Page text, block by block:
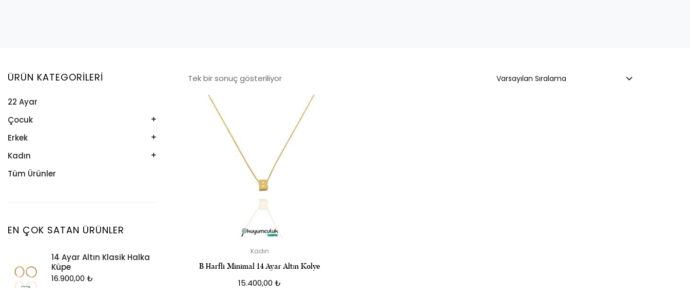
Tek bir sonuç gösteriliyor Varsayılan Sıralama
Kadın
B Harfli Minimal 14 Ayar Altın Kolye
15.400,00₺
ÜRÜN KATEGORILERI
22 Ayar
Çocuk
Kelepçe
Kolye
Künye
Erkek
Kelepçe
Künye
Kadın
Bileklik
Küpe
Piercing
Tüm Ürünler
EN ÇOK SATAN ÜRÜNLER
14 Ayar Altın Klasik Halka
Küpe
16.900,00 ₺